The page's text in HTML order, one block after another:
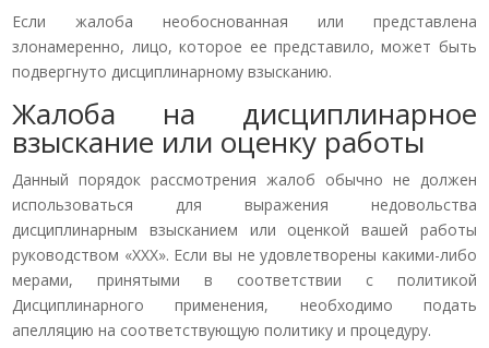
Если жалоба необоснованная или представлена
злонамеренно, лицо, которое ее представило, может быть
подвергнуто дисциплинарному взысканию.
Жалоба на дисциплинарное
взыскание или оценку работы
Данный порядок рассмотрения жалоб обычно не должен
использоваться для выражения недовольства
дисциплинарным взысканием или оценкой вашей работы
руководством «ХХХ». Если вы не удовлетворены какими-либо
мерами, принятыми в соответствии с политикой
Дисциплинарного применения, необходимо подать
апелляцию на соответствующую политику и процедуру.